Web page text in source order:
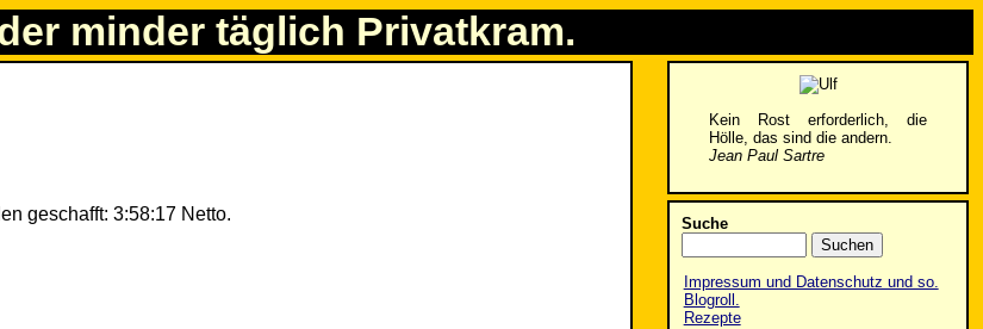
minder täglich Privatkram.
geschafft: 3:58:17 Netto.
Kein Rost erforderlich, die
Hölle, das sind die andern.
Jean Paul Sartre
Suche
Impressum und Datenschutz und so.
Blogroll.
Rezepte